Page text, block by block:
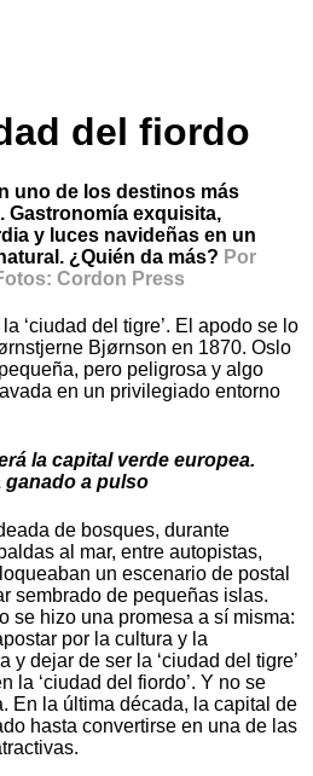
del fiordo
uno de los destinos más
Gastronomía exquisita,
y luces navideñas en un
¿Quién da más? Por
Cordon Press
‘ciudad del tigre’. El apodo se lo
Bjørnson en 1870. Oslo
pero peligrosa y algo
en un privilegiado entorno
la capital verde europea.
ganado a pulso
de bosques, durante
al mar, entre autopistas,
un escenario de postal
sembrado de pequeñas islas.
se hizo una promesa a sí misma:
por la cultura y la
y dejar de ser la ‘ciudad del tigre’
la ‘ciudad del fiordo’. Y no se
En la última década, la capital de
hasta convertirse en una de las